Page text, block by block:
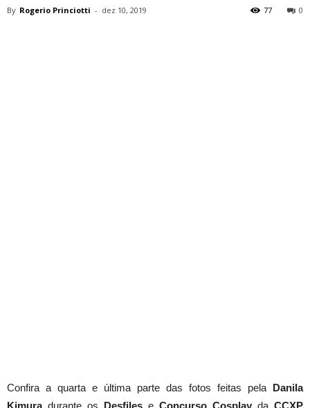
By Rogerio Princiotti - dez 10, 2019 0
77
Confira a quarta e última parte das fotos feitas pela Danila
Kimuradurante os Desfiles e Concurso Cosplay da CCXP